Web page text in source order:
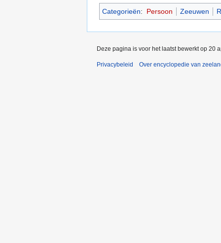
Categorieën: Persoon Zeeuwen
Deze pagina is voor het laatst bewerkt op 20
Privacybeleid Over encyclopedie van